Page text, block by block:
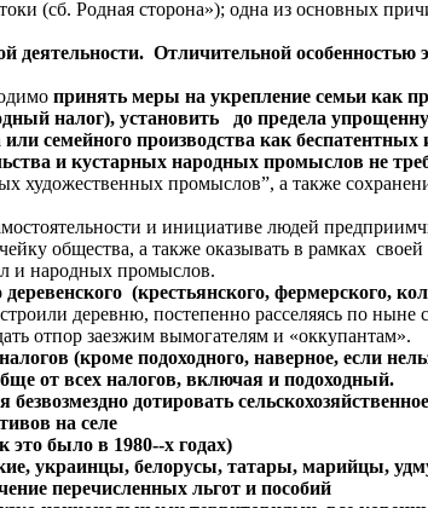
(сб. Родная сторона»); одна из основных
Отличительной особенностью
принять меры на укрепление семьи как
налог), установить до предела
семейного производства как
и кустарных народных промыслов не
художественных промыслов”, а также
и инициативе людей
общества, а также оказывать в рамках
и народных промыслов.
(крестьянского, фермерского,
деревню, постепенно расселяясь по
отпор заезжим вымогателям и «оккупантам».
(кроме подоходного, наверное, если
от всех налогов, включая и подоходный.
дотировать
на селе
было в 1980--х годах)
украинцы, белорусы, татары, марийцы,
перечисленных льгот и пособий